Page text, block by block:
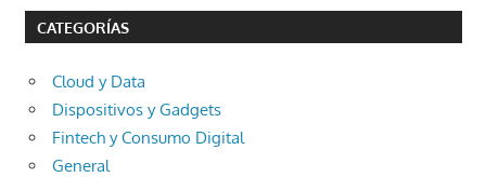
CATEGORÍAS
Cloud y Data
Dispositivos y Gadgets
Fintech y Consumo Digital
General